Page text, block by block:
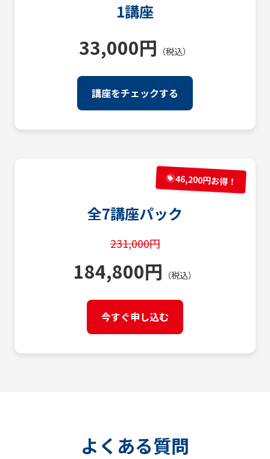
1講座
33,000円 （税込）
講座をチェックする
全7講座パック
231,000円
184,800円 （税込）
46,200円お得！
今すぐ申し込む
よくある質問